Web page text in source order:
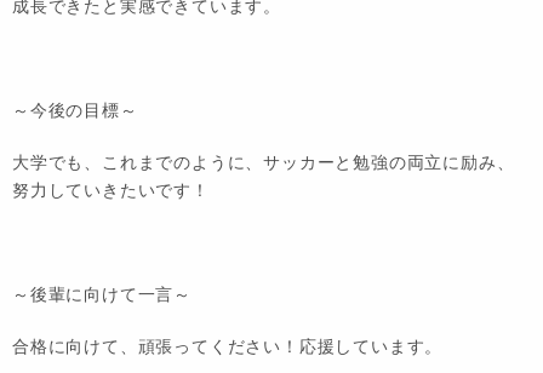
成長できたと実感できています。
～今後の目標～
大学でも、これまでのように、サッカーと勉強の両立に励み、
努力していきたいです！
～後輩に向けて一言～
合格に向けて、頑張ってください！応援しています。